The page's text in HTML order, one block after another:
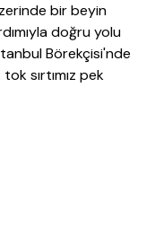
bir beyin
doğru yolu
Börekçisi'nde
sırtımız pek